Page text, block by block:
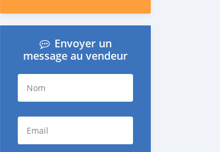
Envoyer un
message au vendeur
Nom
Email